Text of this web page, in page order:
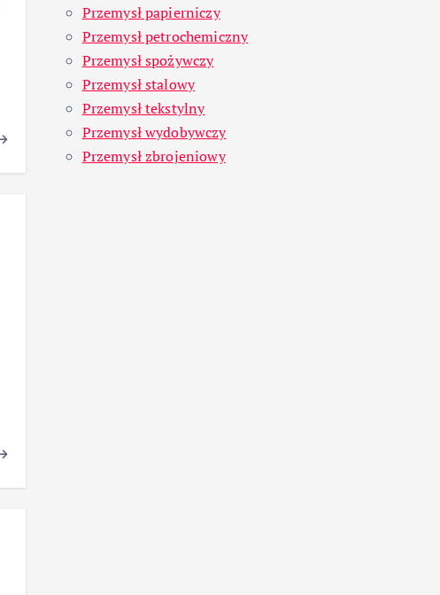
Przemysł papierniczy
Przemysł petrochemiczny
Przemysł spożywczy
Przemysł stalowy
Przemysł tekstylny
Przemysł wydobywczy
Przemysł zbrojeniowy